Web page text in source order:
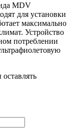
MDV
для установки
максимально
Устройство
потреблении
оставлять